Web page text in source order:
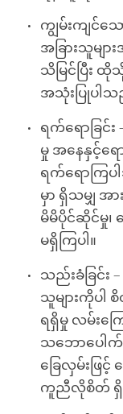
ကျွမ်းကျင်သ
အခြားသူမျ
သိမြင်ပြီး
အသုံးပြုပါသ
ရက်ရောခြင်
မှု အနေနှင့်ရ
ရက်ရောကြပ
မှာ ရှိသမျှ အ
မိမိပိုင်ဆိုင်မှု၊
မရှိကြပါ။
သည်းခံခြင်း
သူများကိုပ
ရရှိမှု လမ်း
သဘောပေါက်
ခြေလှမ်းဖြ
ကူညီလိုစိတ် ရှိ